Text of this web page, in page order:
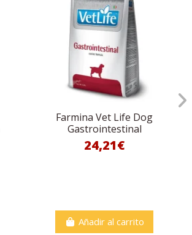
Farmina Vet Life Dog
Gastrointestinal
24,21€
Añadir al carrito